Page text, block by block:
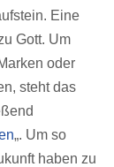
Eine
Gott. Um
oder
steht das
„. Um so
haben zu